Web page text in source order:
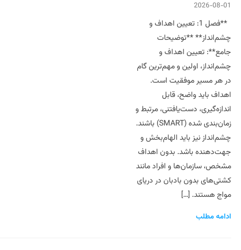
2026-08-01
**فصل 1: تعیین اهداف و
چشم‌انداز** **توضیحات
جامع**: تعیین اهداف و
چشم‌انداز، اولین و مهم‌ترین گام
در هر مسیر موفقیت است.
اهداف باید واضح، قابل
اندازه‌گیری، دست‌یافتنی، مرتبط و
زمان‌بندی شده (SMART) باشند.
چشم‌انداز نیز باید الهام‌بخش و
جهت‌دهنده باشد. بدون اهداف
مشخص، سازمان‌ها و افراد مانند
کشتی‌های بدون بادبان در دریای
مواج هستند. […]
ادامه مطلب